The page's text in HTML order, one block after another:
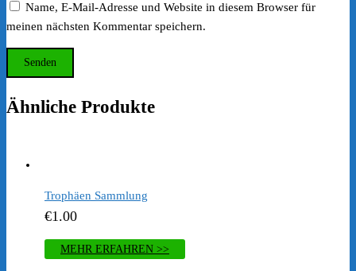
Name, E-Mail-Adresse und Website in diesem Browser für
meinen nächsten Kommentar speichern.
Ähnliche Produkte
Trophäen Sammlung
€1.00
MEHR ERFAHREN >>